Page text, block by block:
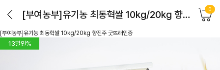
[부여농부]유기농 최동혁쌀 10kg/20kg 향진주 굿뜨래인증 0
[부여농부]유기농 최동혁쌀 10kg/20kg 향진주 굿뜨래인증
13할인%